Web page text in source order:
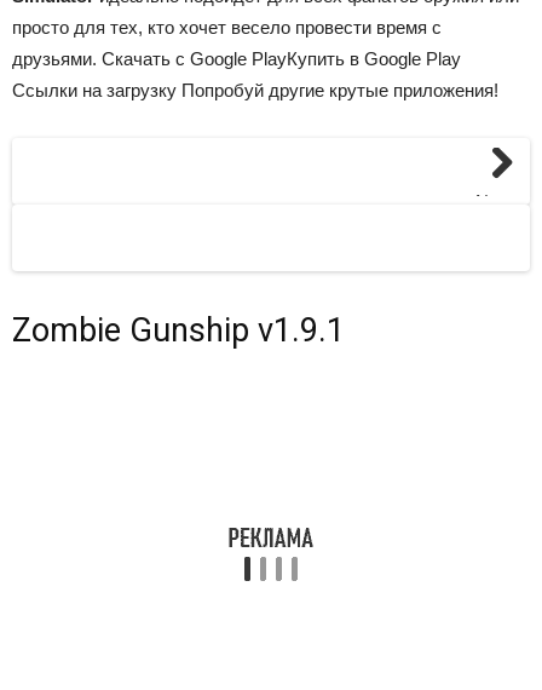
просто для тех, кто хочет весело провести время с
друзьями. Скачать с Google PlayКупить в Google Play
Ссылки на загрузку Попробуй другие крутые приложения!
Next
Zombie Gunship v1.9.1